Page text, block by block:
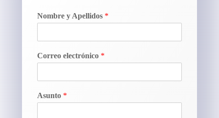
Nombre y Apellidos *
Correo electrónico *
Asunto *